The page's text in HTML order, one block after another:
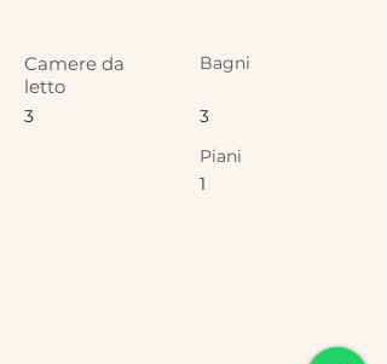
Camere da
letto
3
Bagni
3
Piani
1